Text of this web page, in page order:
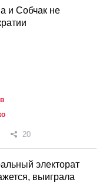
и Собчак не
20
электорат
выиграла